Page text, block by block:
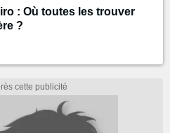
: Où toutes les trouver
?